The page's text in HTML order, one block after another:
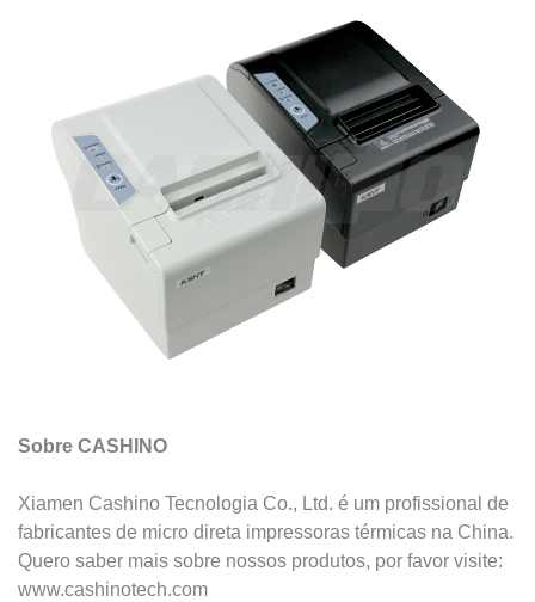
Sobre CASHINO
Xiamen Cashino Tecnologia Co., Ltd. é um profissional de
fabricantes de micro direta impressoras térmicas na China.
Quero saber mais sobre nossos produtos, por favor visite:
www.cashinotech.com